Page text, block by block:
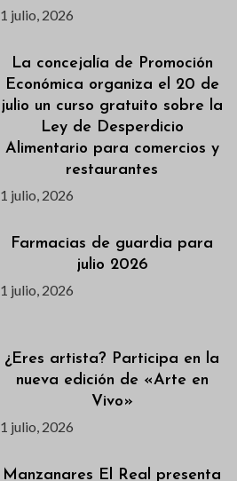
1 julio, 2026
La concejalía de Promoción
Económica organiza el 20 de
julio un curso gratuito sobre la
Ley de Desperdicio
Alimentario para comercios y
restaurantes
1 julio, 2026
Farmacias de guardia para
julio 2026
1 julio, 2026
¿Eres artista? Participa en la
nueva edición de «Arte en
Vivo»
1 julio, 2026
Manzanares El Real presenta